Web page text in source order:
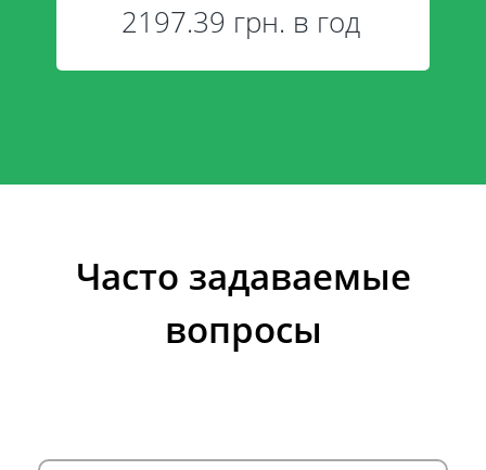
2197.39 грн. в год
Часто задаваемые
вопросы